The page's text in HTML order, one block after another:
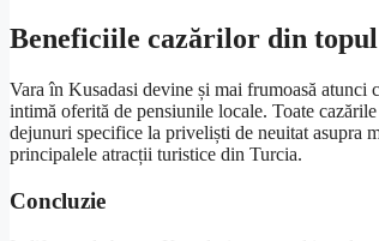
Beneficiile cazărilor din
Vara în Kusadasi devine și mai frumoasă atunci
intimă oferită de pensiunile locale. Toate
dejunuri specifice la priveliști de neuitat asupra
principalele atracții turistice din Turcia.
Concluzie